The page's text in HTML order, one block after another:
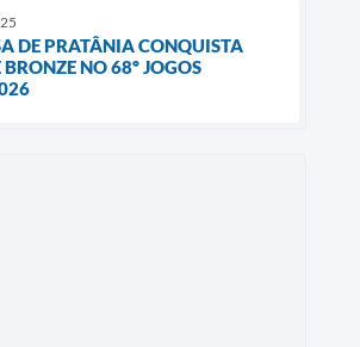
DE PRATÂNIA CONQUISTA
NO 68º JOGOS